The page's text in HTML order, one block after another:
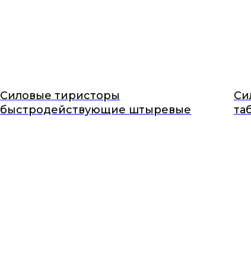
Силовые тиристоры
быстродействующие штыревые